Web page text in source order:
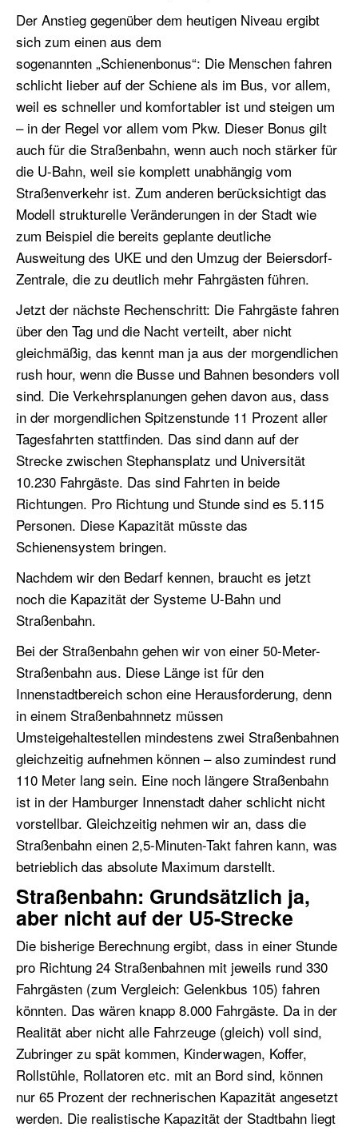
Der Anstieg gegenüber dem heutigen Niveau ergibt
sich zum einen aus dem
sogenannten „Schienenbonus“: Die Menschen fahren
schlicht lieber auf der Schiene als im Bus, vor allem,
weil es schneller und komfortabler ist und steigen um
– in der Regel vor allem vom Pkw. Dieser Bonus gilt
auch für die Straßenbahn, wenn auch noch stärker für
die U-Bahn, weil sie komplett unabhängig vom
Straßenverkehr ist. Zum anderen berücksichtigt das
Modell strukturelle Veränderungen in der Stadt wie
zum Beispiel die bereits geplante deutliche
Ausweitung des UKE und den Umzug der Beiersdorf-
Zentrale, die zu deutlich mehr Fahrgästen führen.
Jetzt der nächste Rechenschritt: Die Fahrgäste fahren
über den Tag und die Nacht verteilt, aber nicht
gleichmäßig, das kennt man ja aus der morgendlichen
rush hour, wenn die Busse und Bahnen besonders voll
sind. Die Verkehrsplanungen gehen davon aus, dass
in der morgendlichen Spitzenstunde 11 Prozent aller
Tagesfahrten stattfinden. Das sind dann auf der
Strecke zwischen Stephansplatz und Universität
10.230 Fahrgäste. Das sind Fahrten in beide
Richtungen. Pro Richtung und Stunde sind es 5.115
Personen. Diese Kapazität müsste das
Schienensystem bringen.
Nachdem wir den Bedarf kennen, braucht es jetzt
noch die Kapazität der Systeme U-Bahn und
Straßenbahn.
Bei der Straßenbahn gehen wir von einer 50-Meter-
Straßenbahn aus. Diese Länge ist für den
Innenstadtbereich schon eine Herausforderung, denn
in einem Straßenbahnnetz müssen
Umsteigehaltestellen mindestens zwei Straßenbahnen
gleichzeitig aufnehmen können – also zumindest rund
110 Meter lang sein. Eine noch längere Straßenbahn
ist in der Hamburger Innenstadt daher schlicht nicht
vorstellbar. Gleichzeitig nehmen wir an, dass die
Straßenbahn einen 2,5-Minuten-Takt fahren kann, was
betrieblich das absolute Maximum darstellt.
Straßenbahn: Grundsätzlich ja,
aber nicht auf der U5-Strecke
Die bisherige Berechnung ergibt, dass in einer Stunde
pro Richtung 24 Straßenbahnen mit jeweils rund 330
Fahrgästen (zum Vergleich: Gelenkbus 105) fahren
könnten. Das wären knapp 8.000 Fahrgäste. Da in der
Realität aber nicht alle Fahrzeuge (gleich) voll sind,
Zubringer zu spät kommen, Kinderwagen, Koffer,
Rollstühle, Rollatoren etc. mit an Bord sind, können
nur 65 Prozent der rechnerischen Kapazität angesetzt
werden. Die realistische Kapazität der Stadtbahn liegt